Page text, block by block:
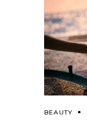
BEAUTY